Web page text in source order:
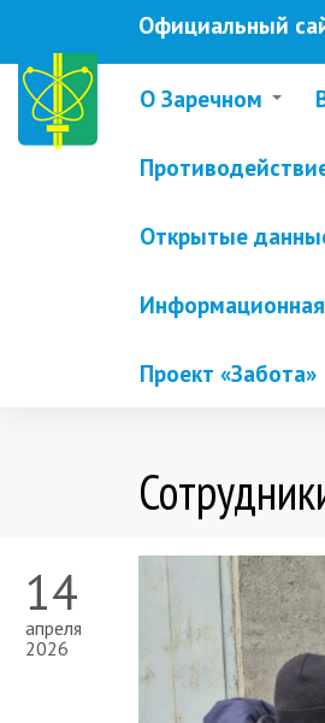
основному
содержанию
Официальный
О Заречном
Открытые
Проект «Забота»
14
апреля
2026